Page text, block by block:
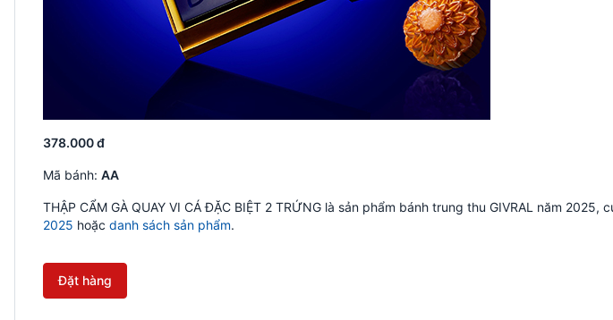
378.000 đ
Mã bánh: AA
THẬP CẨM GÀ QUAY VI CÁ ĐẶC BIỆT 2 TRỨNG là sản phẩm bánh trung thu GIVRAL năm
2025 hoặc danh sách sản phẩm.
Đặt hàng